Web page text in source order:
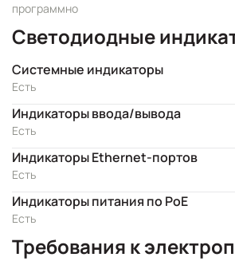
программно
Светодиодные
Системные индикаторы
Есть
Индикаторы ввода/вывода
Есть
Индикаторы Ethernet-портов
Есть
Индикаторы питания по PoE
Есть
Требования к